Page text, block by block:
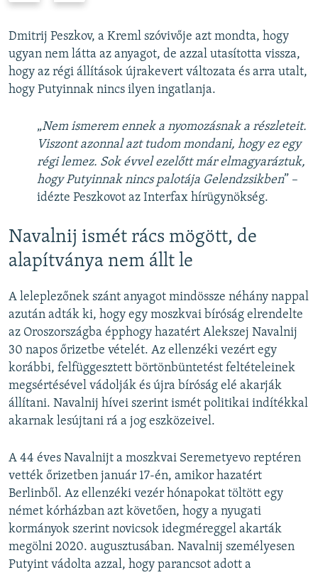
v
i
o
u
t
s
l
i
e
Dmitrij Peszkov, a Kreml szóvivője azt mondta, hogy
ugyan nem látta az anyagot, de azzal utasította vissza,
hogy az régi állítások újrakevert változata és arra utalt,
hogy Putyinnak nincs ilyen ingatlanja.
„Nem ismerem ennek a nyomozásnak a részleteit.
Viszont azonnal azt tudom mondani, hogy ez egy
régi lemez. Sok évvel ezelőtt már elmagyaráztuk,
hogy Putyinnak nincs palotája Gelendzsikben” –
idézte Peszkovot az Interfax hírügynökség.
Navalnij ismét rács mögött, de
alapítványa nem állt le
A leleplezőnek szánt anyagot mindössze néhány nappal
azután adták ki, hogy egy moszkvai bíróság elrendelte
az Oroszországba épphogy hazatért Alekszej Navalnij
30 napos őrizetbe vételét. Az ellenzéki vezért egy
korábbi, felfüggesztett börtönbüntetést feltételeinek
megsértésével vádolják és újra bíróság elé akarják
állítani. Navalnij hívei szerint ismét politikai indítékkal
akarnak lesújtani rá a jog eszközeivel.
A 44 éves Navalnijt a moszkvai Seremetyevo reptéren
vették őrizetben január 17-én, amikor hazatért
Berlinből. Az ellenzéki vezér hónapokat töltött egy
német kórházban azt követően, hogy a nyugati
kormányok szerint novicsok idegméreggel akarták
megölni 2020. augusztusában. Navalnij személyesen
Putyint vádolta azzal, hogy parancsot adott a